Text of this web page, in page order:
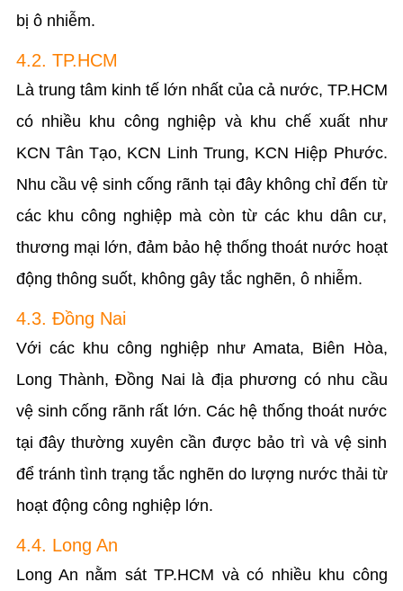
bị ô nhiễm.
4.2. TP.HCM
Là trung tâm kinh tế lớn nhất của cả nước, TP.HCM
có nhiều khu công nghiệp và khu chế xuất như
KCN Tân Tạo, KCN Linh Trung, KCN Hiệp Phước.
Nhu cầu vệ sinh cống rãnh tại đây không chỉ đến từ
các khu công nghiệp mà còn từ các khu dân cư,
thương mại lớn, đảm bảo hệ thống thoát nước hoạt
động thông suốt, không gây tắc nghẽn, ô nhiễm.
4.3. Đồng Nai
Với các khu công nghiệp như Amata, Biên Hòa,
Long Thành, Đồng Nai là địa phương có nhu cầu
vệ sinh cống rãnh rất lớn. Các hệ thống thoát nước
tại đây thường xuyên cần được bảo trì và vệ sinh
để tránh tình trạng tắc nghẽn do lượng nước thải từ
hoạt động công nghiệp lớn.
4.4. Long An
Long An nằm sát TP.HCM và có nhiều khu công